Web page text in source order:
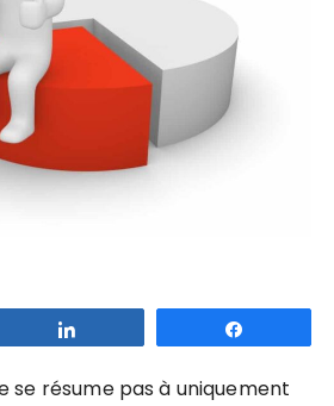
se résume pas à uniquement